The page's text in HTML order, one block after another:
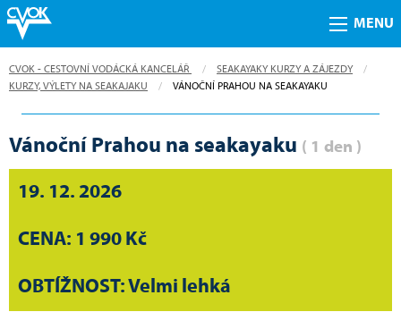
MENU
CVOK - CESTOVNÍ VODÁCKÁ KANCELÁŘ
SEAKAYAKY KURZY A ZÁJEZDY
KURZY, VÝLETY NA SEAKAJAKU
CURRENT:
VÁNOČNÍ PRAHOU NA SEAKAYAKU
Vánoční Prahou na seakayaku ( 1 den )
19. 12. 2026
CENA: 1 990 Kč
OBTÍŽNOST: Velmi lehká